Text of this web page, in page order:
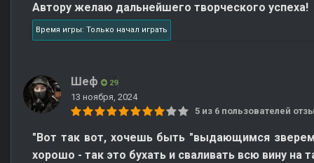
Автору желаю дальнейшего творческого успеха!
Время игры: Только начал играть
Шеф 29
13 ноября, 2024
5 из 6 пользователей
"Вот так вот, хочешь быть "выдающимся
хорошо - так это бухать и сваливать всю вину на